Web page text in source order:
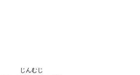
じんむじ